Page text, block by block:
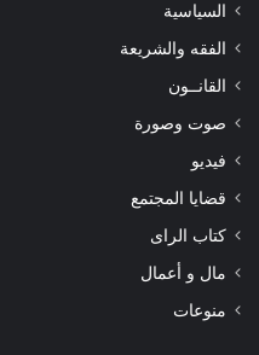
السياسية
الفقه والشريعة
القانــون
صوت وصورة
فيديو
قضايا المجتمع
كتاب الراى
مال و أعمال
منوعات